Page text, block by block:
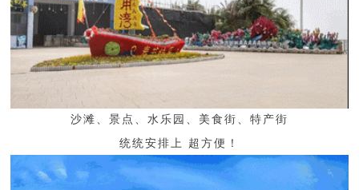
沙滩、景点、水乐园、美食街、特产街
统统安排上 超方便！